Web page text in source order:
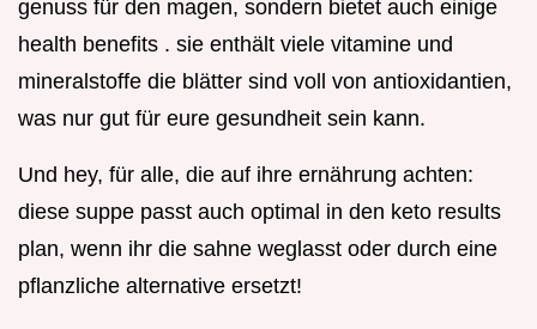
genuss für den magen, sondern bietet auch einige
health benefits . sie enthält viele vitamine und
mineralstoffe die blätter sind voll von antioxidantien,
was nur gut für eure gesundheit sein kann.
Und hey, für alle, die auf ihre ernährung achten:
diese suppe passt auch optimal in den keto results
plan, wenn ihr die sahne weglasst oder durch eine
pflanzliche alternative ersetzt!